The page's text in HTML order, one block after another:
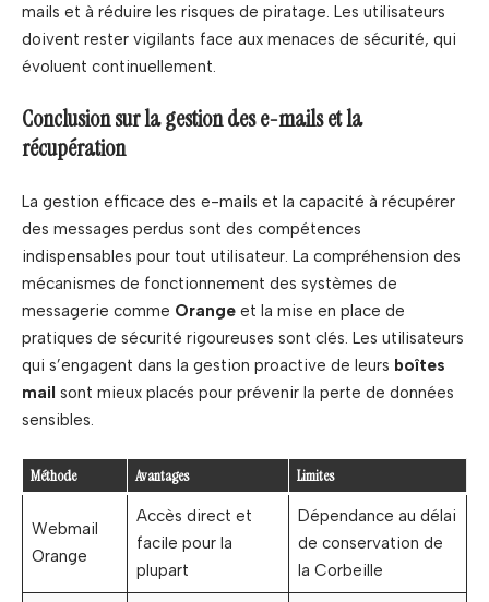
mails et à réduire les risques de piratage. Les utilisateurs
doivent rester vigilants face aux menaces de sécurité, qui
évoluent continuellement.
Conclusion sur la gestion des e-mails et la
récupération
La gestion efficace des e-mails et la capacité à récupérer
des messages perdus sont des compétences
indispensables pour tout utilisateur. La compréhension des
mécanismes de fonctionnement des systèmes de
messagerie comme Orange et la mise en place de
pratiques de sécurité rigoureuses sont clés. Les utilisateurs
qui s’engagent dans la gestion proactive de leurs boîtes
mail sont mieux placés pour prévenir la perte de données
sensibles.
Méthode Avantages Limites
Webmail
Orange
Accès direct et
facile pour la
plupart
Dépendance au délai
de conservation de
la Corbeille